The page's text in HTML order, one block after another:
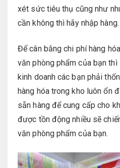
xét sức tiêu thụ cũng như
cần không thì hãy nhập hàng.
Để cân bằng chi phí hàng
văn phòng phẩm của bạn thì
kinh doanh các bạn phải
hàng hóa trong kho luôn ổn
sẵn hàng để cung cấp cho
được tồn động nhiều sẽ
văn phòng phẩm của bạn.